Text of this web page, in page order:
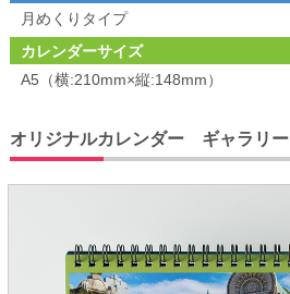
月めくりタイプ
カレンダーサイズ
A5（横:210mm×縦:148mm）
オリジナルカレンダー ギャラリー